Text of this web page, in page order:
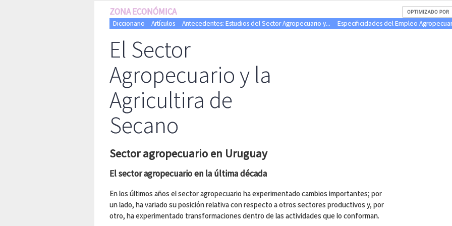
ZONA ECONÓMICA
Diccionario Artículos Antecedentes: Estudios del Sector Agropecuario y... Especificidades del Empleo
El Sector
Agropecuario y la
Agricultira de
Secano
Sector agropecuario en Uruguay
El sector agropecuario en la última década
En los últimos años el sector agropecuario ha experimentado cambios importantes; por
un lado, ha variado su posición relativa con respecto a otros sectores productivos y, por
otro, ha experimentado transformaciones dentro de las actividades que lo conforman.